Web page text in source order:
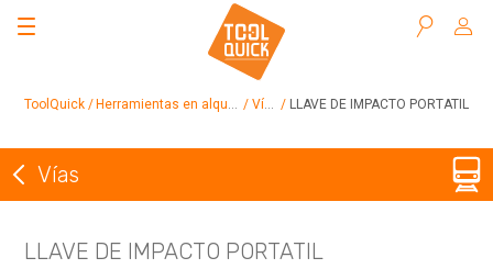
ToolQuick Herramientas en alquiler Vías LLAVE DE IMPACTO PORTATIL
Volver a Vías
Vías
LLAVE DE IMPACTO PORTATIL